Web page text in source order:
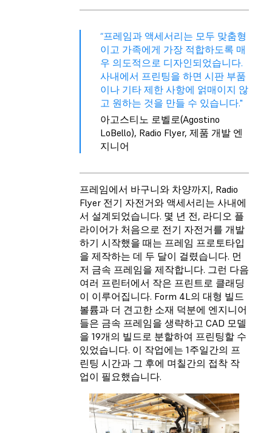
“프레임과 액세서리는 모두 맞춤형
이고 가족에게 가장 적합하도록 매
우 의도적으로 디자인되었습니다.
사내에서 프린팅을 하면 시판 부품
이나 기타 제한 사항에 얽매이지 않
고 원하는 것을 만들 수 있습니다."
아고스티노 로벨로(Agostino
LoBello), Radio Flyer, 제품 개발 엔
지니어
프레임에서 바구니와 차양까지, Radio
Flyer 전기 자전거와 액세서리는 사내에
서 설계되었습니다. 몇 년 전, 라디오 플
라이어가 처음으로 전기 자전거를 개발
하기 시작했을 때는 프레임 프로토타입
을 제작하는 데 두 달이 걸렸습니다. 먼
저 금속 프레임을 제작합니다. 그런 다음
여러 프린터에서 작은 프린트로 클래딩
이 이루어집니다. Form 4L의 대형 빌드
볼륨과 더 견고한 소재 덕분에 엔지니어
들은 금속 프레임을 생략하고 CAD 모델
을 19개의 빌드로 분할하여 프린팅할 수
있었습니다. 이 작업에는 1주일간의 프
린팅 시간과 그 후에 며칠간의 접착 작
업이 필요했습니다.